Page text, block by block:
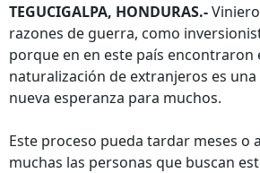
TEGUCIGALPA, HONDURAS.-
razones de guerra, como
porque en en este país encontraron
naturalización de extranjeros es
nueva esperanza para muchos.
Este proceso pueda tardar meses o
muchas las personas que buscan